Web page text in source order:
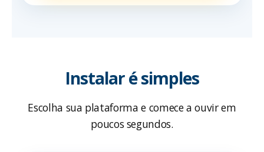
Instalar é simples
Escolha sua plataforma e comece a ouvir em
poucos segundos.